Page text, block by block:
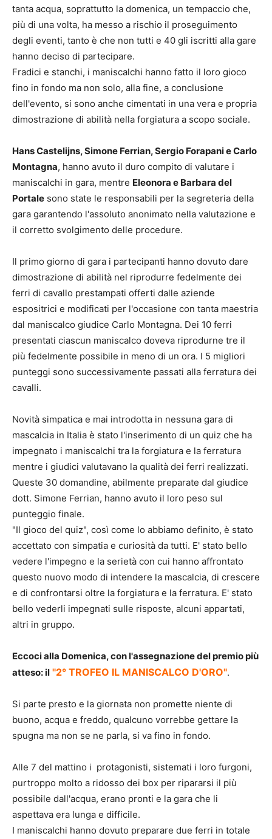
tanta acqua, soprattutto la domenica, un tempaccio che,
più di una volta, ha messo a rischio il proseguimento
degli eventi, tanto è che non tutti e 40 gli iscritti alla gare
hanno deciso di partecipare.
Fradici e stanchi, i maniscalchi hanno fatto il loro gioco
fino in fondo ma non solo, alla fine, a conclusione
dell'evento, si sono anche cimentati in una vera e propria
dimostrazione di abilità nella forgiatura a scopo sociale.
Hans Castelijns, Simone Ferrian, Sergio Forapani e Carlo
Montagna, hanno avuto il duro compito di valutare i
maniscalchi in gara, mentre Eleonora e Barbara del
Portale sono state le responsabili per la segreteria della
gara garantendo l'assoluto anonimato nella valutazione e
il corretto svolgimento delle procedure.
Il primo giorno di gara i partecipanti hanno dovuto dare
dimostrazione di abilità nel riprodurre fedelmente dei
ferri di cavallo prestampati offerti dalle aziende
espositrici e modificati per l'occasione con tanta maestria
dal maniscalco giudice Carlo Montagna. Dei 10 ferri
presentati ciascun maniscalco doveva riprodurne tre il
più fedelmente possibile in meno di un ora. I 5 migliori
punteggi sono successivamente passati alla ferratura dei
cavalli.
Novità simpatica e mai introdotta in nessuna gara di
mascalcia in Italia è stato l'inserimento di un quiz che ha
impegnato i maniscalchi tra la forgiatura e la ferratura
mentre i giudici valutavano la qualità dei ferri realizzati.
Queste 30 domandine, abilmente preparate dal giudice
dott. Simone Ferrian, hanno avuto il loro peso sul
punteggio finale.
"Il gioco del quiz", così come lo abbiamo definito, è stato
accettato con simpatia e curiosità da tutti. E' stato bello
vedere l'impegno e la serietà con cui hanno affrontato
questo nuovo modo di intendere la mascalcia, di crescere
e di confrontarsi oltre la forgiatura e la ferratura. E' stato
bello vederli impegnati sulle risposte, alcuni appartati,
altri in gruppo.
Eccoci alla Domenica, con l'assegnazione del premio più
atteso: il "2° TROFEO IL MANISCALCO D'ORO".
Si parte presto e la giornata non promette niente di
buono, acqua e freddo, qualcuno vorrebbe gettare la
spugna ma non se ne parla, si va fino in fondo.
Alle 7 del mattino i protagonisti, sistemati i loro furgoni,
purtroppo molto a ridosso dei box per ripararsi il più
possibile dall'acqua, erano pronti e la gara che li
aspettava era lunga e difficile.
I maniscalchi hanno dovuto preparare due ferri in totale